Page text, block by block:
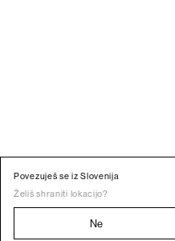
Povezuješ se iz Slovenija
Želiš shraniti lokacijo?
Ne